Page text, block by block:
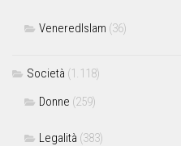
VeneredIslam (36)
Società (1.118)
Donne (259)
Legalità (383)